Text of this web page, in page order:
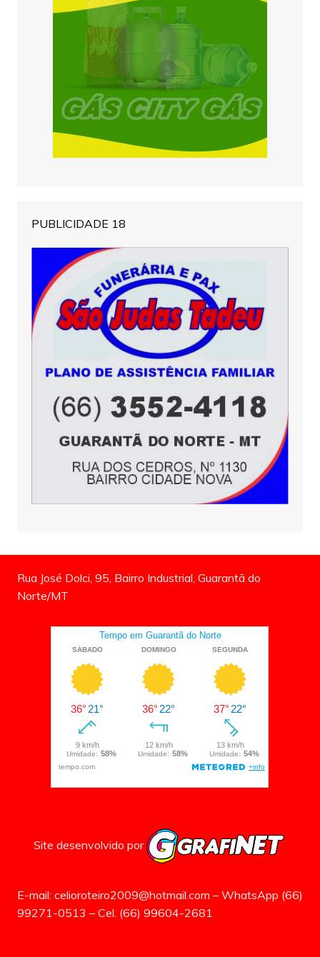
PUBLICIDADE 18
Rua José Dolci, 95, Bairro Industrial, Guarantã do
Norte/MT
Site desenvolvido por
E-mail: celioroteiro2009@hotmail.com – WhatsApp (66)
99271-0513 – Cel. (66) 99604-2681